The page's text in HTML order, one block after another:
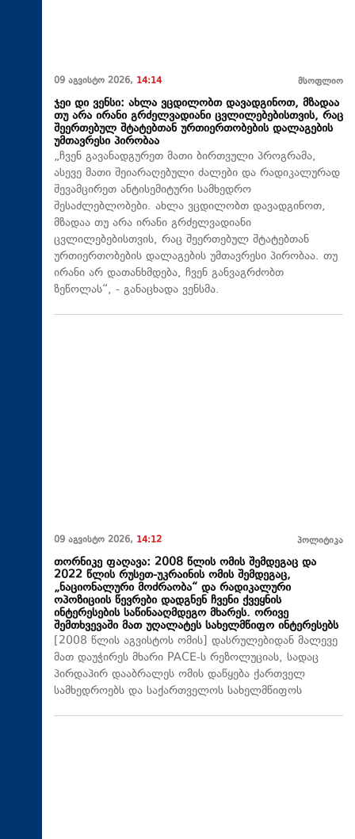
09 აგვისტო 2026, 14:14 მსოფლიო
ჯეი დი ვენსი: ახლა ვცდილობთ დავადგინოთ, მზადაა
თუ არა ირანი გრძელვადიანი ცვლილებებისთვის, რაც
შეერთებულ შტატებთან ურთიერთობების დალაგების
უმთავრესი პირობაა
„ჩვენ გავანადგურეთ მათი ბირთვული პროგრამა,
ასევე მათი შეიარაღებული ძალები და რადიკალურად
შევამცირეთ ანტისემიტური სამხედრო
შესაძლებლობები. ახლა ვცდილობთ დავადგინოთ,
მზადაა თუ არა ირანი გრძელვადიანი
ცვლილებებისთვის, რაც შეერთებულ შტატებთან
ურთიერთობების დალაგების უმთავრესი პირობაა. თუ
ირანი არ დათანხმდება, ჩვენ განვაგრძობთ
ზეწოლას“, - განაცხადა ვენსმა.
09 აგვისტო 2026, 14:12 პოლიტიკა
თორნიკე ფაღავა: 2008 წლის ომის შემდეგაც და
2022 წლის რუსეთ-უკრაინის ომის შემდეგაც,
„ნაციონალური მოძრაობა“ და რადიკალური
ოპოზიციის წევრები დადგნენ ჩვენი ქვეყნის
ინტერესების საწინააღმდეგო მხარეს. ორივე
შემთხვევაში მათ უღალატეს სახელმწიფო ინტერესებს
[2008 წლის აგვისტოს ომის] დასრულებიდან მალევე
მათ დაუჭირეს მხარი PACE-ს რეზოლუციას, სადაც
პირდაპირ დააბრალეს ომის დაწყება ქართველ
სამხედროებს და საქართველოს სახელმწიფოს